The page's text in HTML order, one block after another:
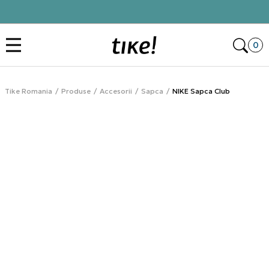
0
Tike Romania Produse Accesorii Sapca NIKE Sapca Club